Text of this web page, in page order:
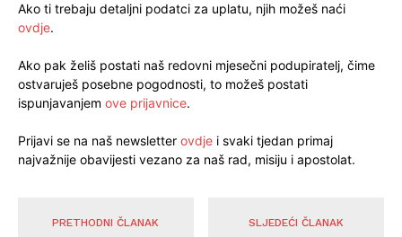
Ako ti trebaju detaljni podatci za uplatu, njih možeš naći
ovdje.
Ako pak želiš postati naš redovni mjesečni podupiratelj, čime
ostvaruješ posebne pogodnosti, to možeš postati
ispunjavanjem ove prijavnice.
Prijavi se na naš newsletter ovdje i svaki tjedan primaj
najvažnije obavijesti vezano za naš rad, misiju i apostolat.
PRETHODNI ČLANAK SLJEDEĆI ČLANAK